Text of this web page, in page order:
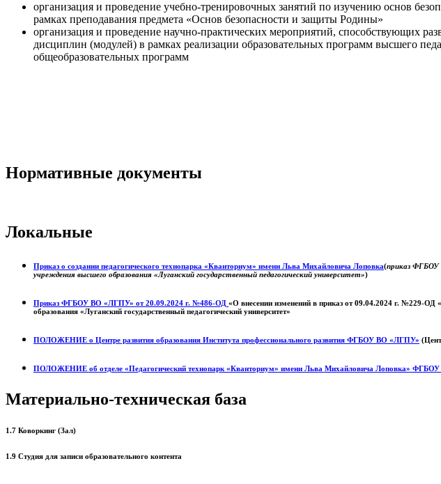
организация и проведение учебно-тренировочных занятий по изучению основ
рамках преподавания предмета «Основ безопасности и защиты Родины»
организация и проведение научно-практических мероприятий, способствующих
дисциплин (модулей) в рамках реализации образовательных программ высшего
общеобразовательных программ
Нормативные документы
Локальные
Приказ о создании педагогического технопарка «Кванториум» имени Льва Михайловича Лоповка(приказ ФГБОУ
учреждения высшего образования «Луганский государственный педагогический университет»)
Приказ ФГБОУ ВО «ЛГПУ» от 20.09.2024 г. №486-ОД «О внесении изменений в приказ от 09.04.2024 г. №229-ОД
образования «Луганский государственный педагогический университет»
ПОЛОЖЕНИЕ о Центре развития образования Института профессионального развития ФГБОУ ВО «ЛГПУ»
ПОЛОЖЕНИЕ об отделе «Педагогический технопарк «Кванториум» имени Льва Михайловича Лоповка» ФГБОУ
Материально-техническая база
1.7 Коворкинг (Зал)
1.9 Студия для записи образовательного контента